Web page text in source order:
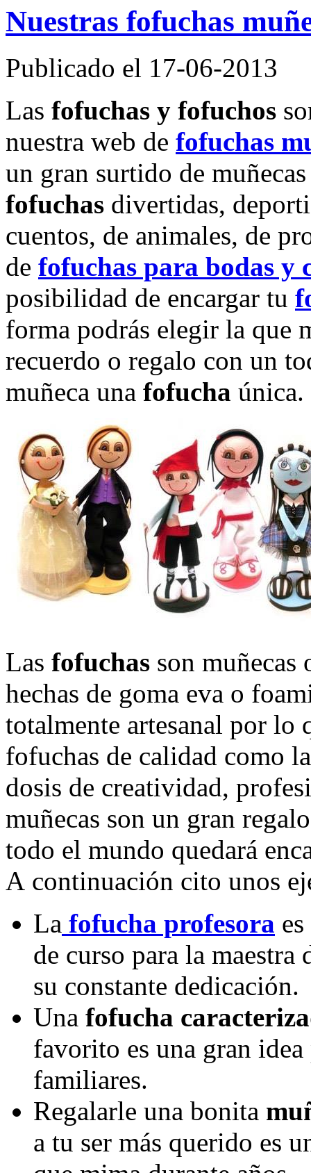
Nuestras fofuchas
Publicado el 17-06-2013
Las fofuchas y fofuchos
nuestra web de fofuchas
un gran surtido de
fofuchas divertidas,
cuentos, de animales, de
de fofuchas para bodas y
posibilidad de encargar tu
forma podrás elegir la que
recuerdo o regalo con un
muñeca una fofucha única.
Las fofuchas son muñecas
hechas de goma eva o
totalmente artesanal por lo
fofuchas de calidad como
dosis de creatividad,
muñecas son un gran
todo el mundo quedará
A continuación cito unos
La fofucha profesora
de curso para la
su constante dedicación.
Una fofucha
favorito es una gran
familiares.
Regalarle una bonita
a tu ser más querido es